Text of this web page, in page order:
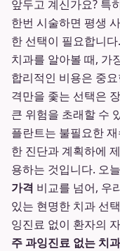
앞두고 계신가요? 특
한번 시술하면 평생
한 선택이 필요합니
치과를 알아볼 때, 가
합리적인 비용은 중
격만을 좇는 선택은
큰 위험을 초래할 수
플란트는 불필요한
한 진단과 계획하에
용하는 것입니다. 오
가격 비교를 넘어, 우
있는 현명한 치과 선
잉진료 없이 환자의
주 과잉진료 없는 치과